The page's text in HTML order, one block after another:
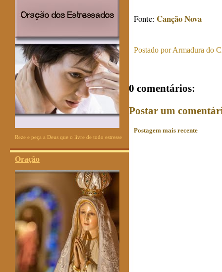
Reze e peça a Deus que o livre de todo estresse
Oração
Fonte: Canção Nova
Postado porArmadura do
0 comentários:
Postar um
Postagem mais recente